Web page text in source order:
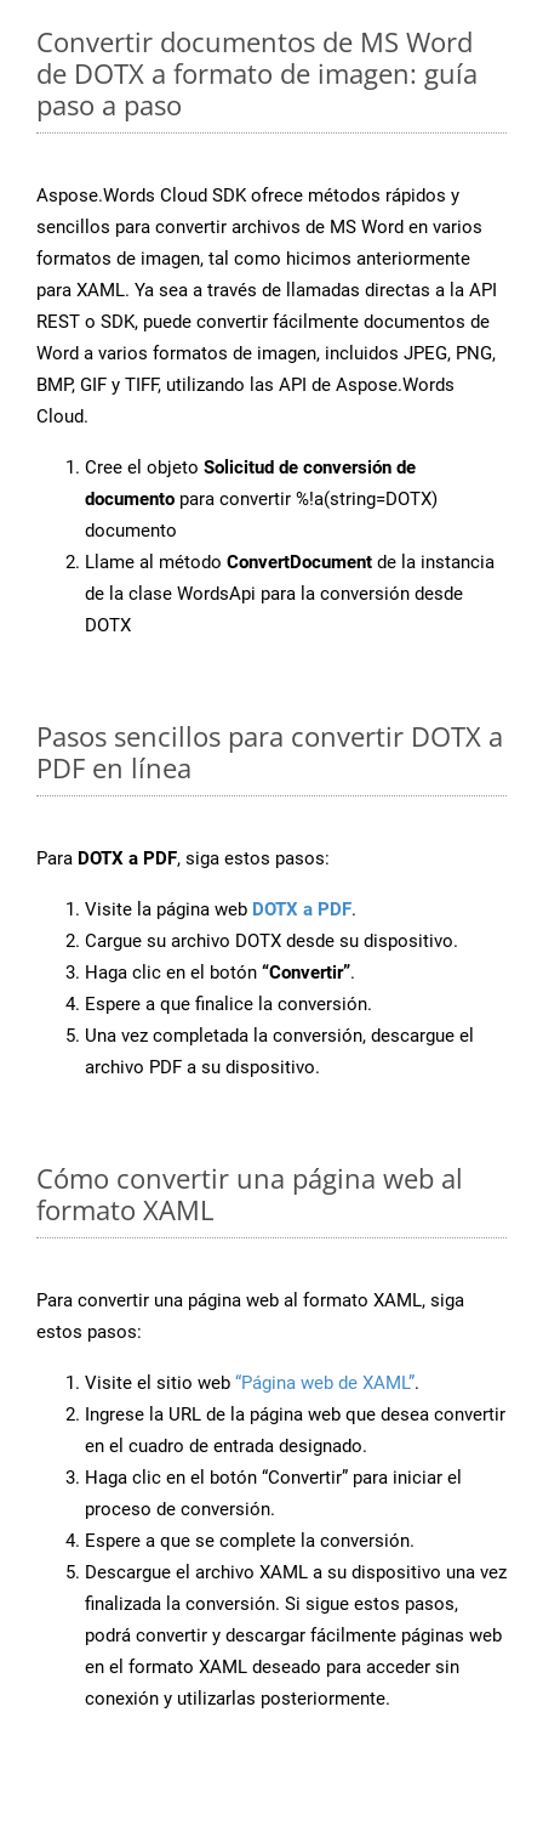
Convertir documentos de MS Word
de DOTX a formato de imagen: guía
paso a paso
Aspose.Words Cloud SDK ofrece métodos rápidos y
sencillos para convertir archivos de MS Word en varios
formatos de imagen, tal como hicimos anteriormente
para XAML. Ya sea a través de llamadas directas a la API
REST o SDK, puede convertir fácilmente documentos de
Word a varios formatos de imagen, incluidos JPEG, PNG,
BMP, GIF y TIFF, utilizando las API de Aspose.Words
Cloud.
Cree el objeto Solicitud de conversión de
documento para convertir %!a(string=DOTX)
documento
Llame al método ConvertDocument de la instancia
de la clase WordsApi para la conversión desde
DOTX
Pasos sencillos para convertir DOTX a
PDF en línea
Para DOTX a PDF, siga estos pasos:
Visite la página web DOTX a PDF.
Cargue su archivo DOTX desde su dispositivo.
Haga clic en el botón “Convertir”.
Espere a que finalice la conversión.
Una vez completada la conversión, descargue el
archivo PDF a su dispositivo.
Cómo convertir una página web al
formato XAML
Para convertir una página web al formato XAML, siga
estos pasos:
Visite el sitio web “Página web de XAML”.
Ingrese la URL de la página web que desea convertir
en el cuadro de entrada designado.
Haga clic en el botón “Convertir” para iniciar el
proceso de conversión.
Espere a que se complete la conversión.
Descargue el archivo XAML a su dispositivo una vez
finalizada la conversión. Si sigue estos pasos,
podrá convertir y descargar fácilmente páginas web
en el formato XAML deseado para acceder sin
conexión y utilizarlas posteriormente.